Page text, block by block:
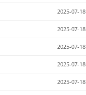
2025-07-18
2025-07-18
2025-07-18
2025-07-18
2025-07-18